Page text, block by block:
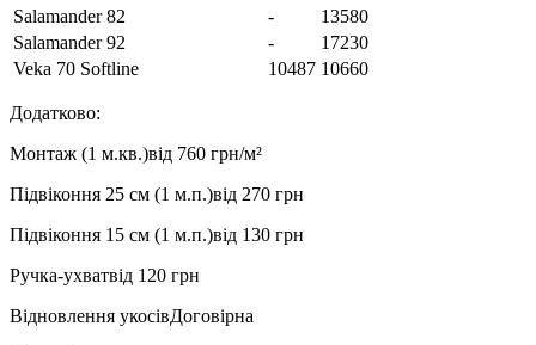
Salamander 82
-
13580
Salamander 92
-
17230
Veka 70 Softline
10487 10660
Додатково:
Монтаж (1 м.кв.)від 760 грн/м²
Підвіконня 25 см (1 м.п.)від 270 грн
Підвіконня 15 см (1 м.п.)від 130 грн
Ручка-ухватвід 120 грн
Відновлення укосівДоговірна